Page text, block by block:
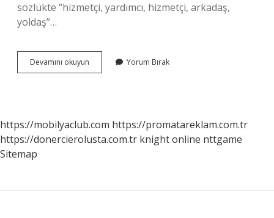
sözlükte “hizmetçi, yardımcı, hizmetçi, arkadaş,
yoldaş”…
Devamını okuyun
Ne
Yorum Bırak
https://mobilyaclub.com https://promatareklam.com.tr
https://donercierolusta.com.tr knight online nttgame
Sitemap